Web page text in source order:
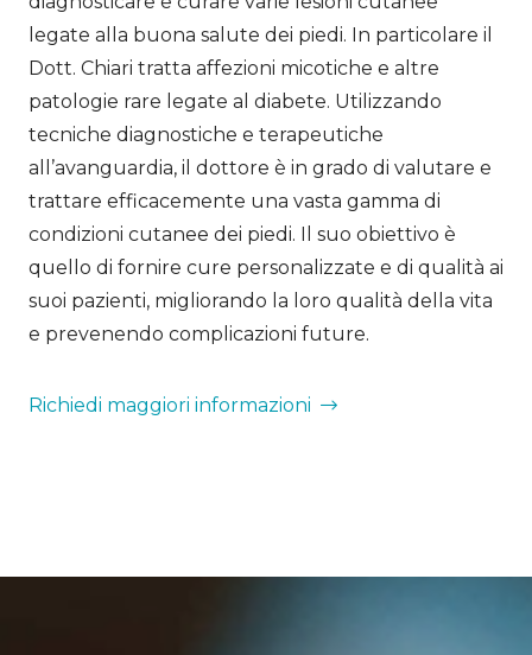
legate alla buona salute dei piedi. In particolare i
Dott. Chiari tratta affezioni micotiche e altre
patologie rare legate al diabete. Utilizzando
tecniche diagnostiche e terapeutiche
all’avanguardia, il dottore è in grado di valutare e
trattare efficacemente una vasta gamma di
condizioni cutanee dei piedi. Il suo obiettivo è
quello di fornire cure personalizzate e di qualità ai
suoi pazienti, migliorando la loro qualità della vita
e prevenendo complicazioni future.
Richiedi maggiori informazioni